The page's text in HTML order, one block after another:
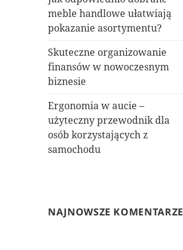
meble handlowe ułatwiają
pokazanie asortymentu?
Skuteczne organizowanie
finansów w nowoczesnym
biznesie
Ergonomia w aucie –
użyteczny przewodnik dla
osób korzystających z
samochodu
NAJNOWSZE KOMENTARZE